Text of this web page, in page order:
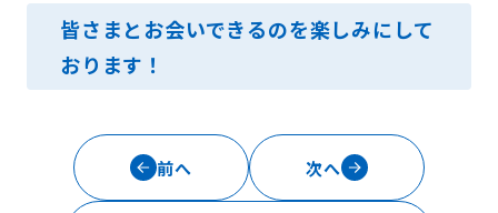
皆さまとお会いできるのを楽しみにして
おります！
前へ 次へ